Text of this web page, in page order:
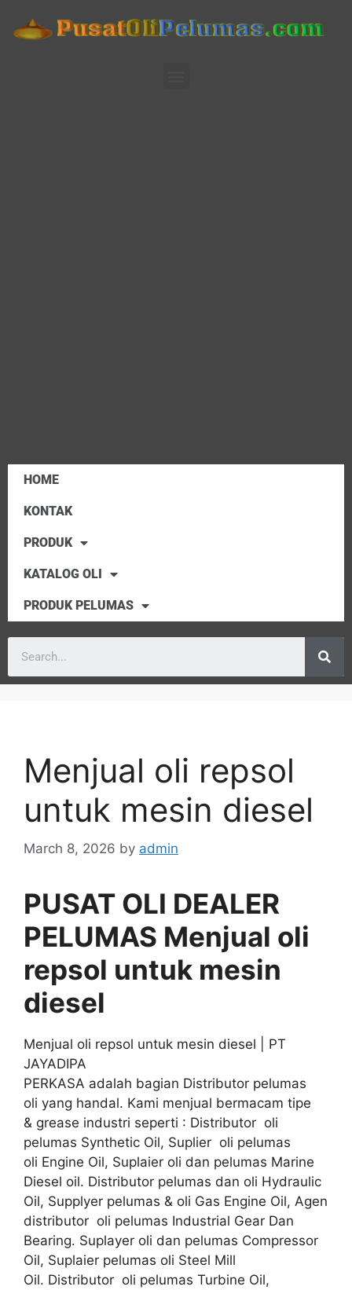
HOME
KONTAK
PRODUK
KATALOG OLI
PRODUK PELUMAS
Menjual oli repsol
untuk mesin diesel
March 8, 2026 by admin
PUSAT OLI DEALER
PELUMAS Menjual oli
repsol untuk mesin
diesel
Menjual oli repsol untuk mesin diesel | PT
JAYADIPA
PERKASA adalah bagian Distributor pelumas
oli yang handal. Kami menjual bermacam tipe
& grease industri seperti : Distributor oli
pelumas Synthetic Oil, Suplier oli pelumas
oli Engine Oil, Suplaier oli dan pelumas Marine
Diesel oil. Distributor pelumas dan oli Hydraulic
Oil, Supplyer pelumas & oli Gas Engine Oil, Agen
distributor oli pelumas Industrial Gear Dan
Bearing. Suplayer oli dan pelumas Compressor
Oil, Suplaier pelumas oli Steel Mill
Oil. Distributor oli pelumas Turbine Oil,